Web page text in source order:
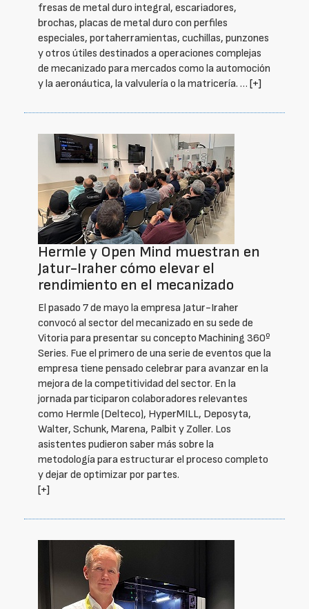
fresas de metal duro integral, escariadores,
brochas, placas de metal duro con perfiles
especiales, portaherramientas, cuchillas, punzones
y otros útiles destinados a operaciones complejas
de mecanizado para mercados como la automoción
y la aeronáutica, la valvulería o la matricería. … [+]
Hermle y Open Mind muestran en
Jatur-Iraher cómo elevar el
rendimiento en el mecanizado
El pasado 7 de mayo la empresa Jatur-Iraher
convocó al sector del mecanizado en su sede de
Vitoria para presentar su concepto Machining 360º
Series. Fue el primero de una serie de eventos que la
empresa tiene pensado celebrar para avanzar en la
mejora de la competitividad del sector. En la
jornada participaron colaboradores relevantes
como Hermle (Delteco), HyperMILL, Deposyta,
Walter, Schunk, Marena, Palbit y Zoller. Los
asistentes pudieron saber más sobre la
metodología para estructurar el proceso completo
y dejar de optimizar por partes.
[+]